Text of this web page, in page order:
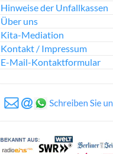
Hinweise der Unfallkassen
Über uns
Kita-Mediation
Kontakt / Impressum
E-Mail-Kontaktformular